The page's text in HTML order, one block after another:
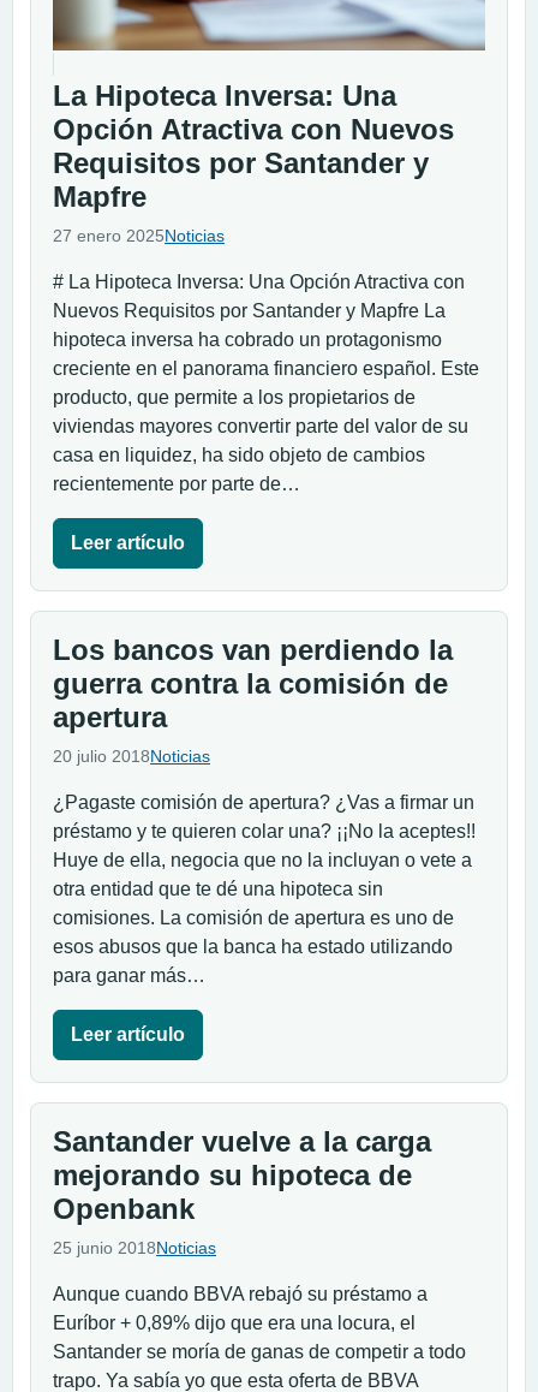
La Hipoteca Inversa: Una
Opción Atractiva con Nuevos
Requisitos por Santander y
Mapfre
27 enero 2025Noticias
# La Hipoteca Inversa: Una Opción Atractiva con
Nuevos Requisitos por Santander y Mapfre La
hipoteca inversa ha cobrado un protagonismo
creciente en el panorama financiero español. Este
producto, que permite a los propietarios de
viviendas mayores convertir parte del valor de su
casa en liquidez, ha sido objeto de cambios
recientemente por parte de…
Leer artículo
Los bancos van perdiendo la
guerra contra la comisión de
apertura
20 julio 2018Noticias
¿Pagaste comisión de apertura? ¿Vas a firmar un
préstamo y te quieren colar una? ¡¡No la aceptes!!
Huye de ella, negocia que no la incluyan o vete a
otra entidad que te dé una hipoteca sin
comisiones. La comisión de apertura es uno de
esos abusos que la banca ha estado utilizando
para ganar más…
Leer artículo
Santander vuelve a la carga
mejorando su hipoteca de
Openbank
25 junio 2018Noticias
Aunque cuando BBVA rebajó su préstamo a
Euríbor + 0,89% dijo que era una locura, el
Santander se moría de ganas de competir a todo
trapo. Ya sabía yo que esta oferta de BBVA